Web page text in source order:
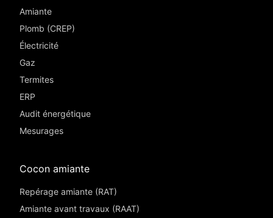
Amiante
Plomb (CREP)
Électricité
Gaz
Termites
ERP
Audit énergétique
Mesurages
Cocon amiante
Repérage amiante (RAT)
Amiante avant travaux (RAAT)